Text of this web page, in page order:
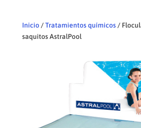
Inicio/Tratamientos químicos/
saquitos AstralPool